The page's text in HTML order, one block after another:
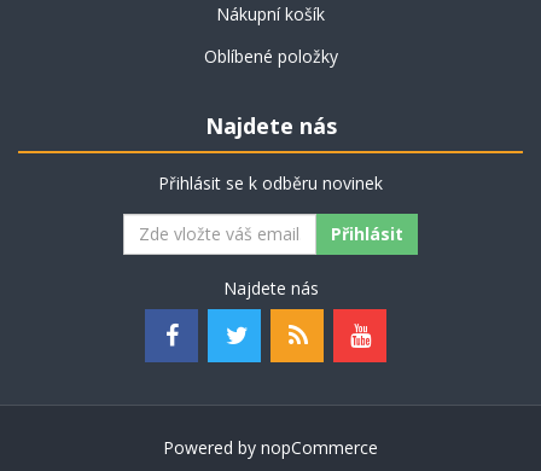
Nákupní košík
Oblíbené položky
Najdete nás
Přihlásit se k odběru novinek
Najdete nás
Powered by nopCommerce